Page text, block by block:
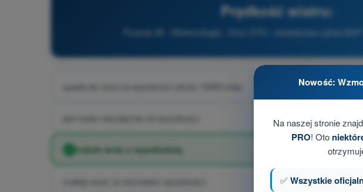
Prędkość wiatru:
Pytanie 38 - Meteorologia - Dron STS - świadectwo pilota BSP
spada do zera na wysokości około 10000 stóp.
jest stała niezależnie od wysokości.
rośnie wraz z wysokością.
maleje wraz ze wzrostem wysokości.
Nowość:
Na naszej stronie
PRO! Oto
✅Wszystkie